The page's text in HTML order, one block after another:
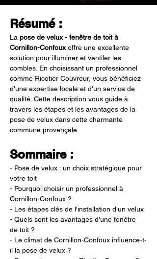
Résumé :
La pose de velux - fenêtre de toit à
Cornillon-Confoux offre une excellente
solution pour illuminer et ventiler les
combles. En choisissant un professionnel
comme Ricotier Couvreur, vous bénéficiez
d'une expertise locale et d'un service de
qualité. Cette description vous guide à
travers les étapes et les avantages de la
pose de velux dans cette charmante
commune provençale.
Sommaire :
- Pose de velux : un choix stratégique pour
votre toit
- Pourquoi choisir un professionnel à
Cornillon-Confoux ?
- Les étapes clés de l'installation d'un velux
- Quels sont les avantages d'une fenêtre
de toit ?
- Le climat de Cornillon-Confoux influence-t-
il la pose de velux ?